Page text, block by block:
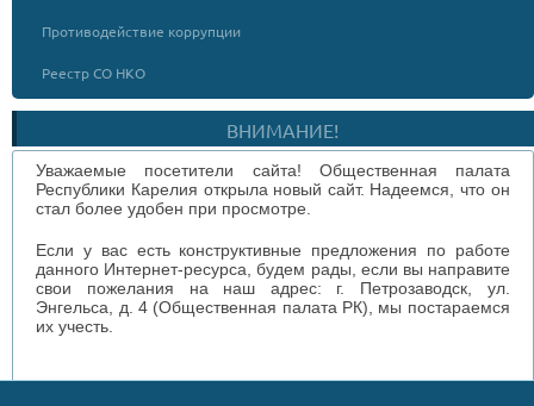
Противодействие коррупции
Реестр СО НКО
ВНИМАНИЕ!
Уважаемые посетители сайта! Общественная палата
Республики Карелия открыла новый сайт. Надеемся, что он
стал более удобен при просмотре.
Если у вас есть конструктивные предложения по работе
данного Интернет-ресурса, будем рады, если вы направите
свои пожелания на наш адрес: г. Петрозаводск, ул.
Энгельса, д. 4 (Общественная палата РК), мы постараемся
их учесть.